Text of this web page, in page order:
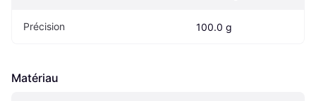
Précision 100.0 g
Matériau